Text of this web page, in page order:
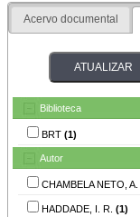
Acervo documental
Biblioteca
BRT (1)
Autor
CHAMBELA NETO, A.
HADDADE, I. R. (1)